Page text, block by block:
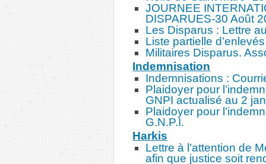
JOURNEE
DISPARUES-30 Août
Les Disparus : Lettre
Liste partielle
Militaires Disparus.
Indemnisation
Indemnisations :
Plaidoyer pour
GNPI actualisé au 2
Plaidoyer pour
G.N.P.I.
Harkis
Lettre à l’attention de
afin que justice soit